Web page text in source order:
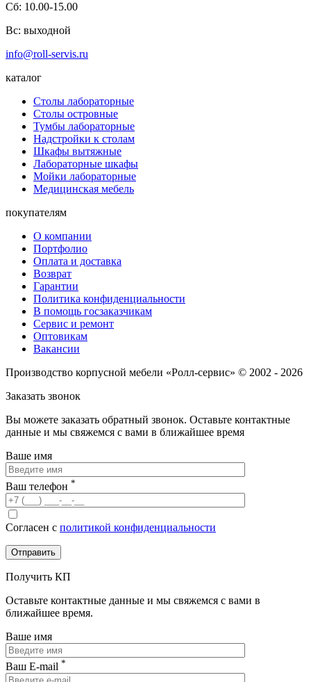
Сб: 10.00-15.00
Вс: выходной
info@roll-servis.ru
каталог
Столы лабораторные
Столы островные
Тумбы лабораторные
Надстройки к столам
Шкафы вытяжные
Лабораторные шкафы
Мойки лабораторные
Медицинская мебель
покупателям
О компании
Портфолио
Оплата и доставка
Возврат
Гарантии
Политика конфиденциальности
В помощь госзаказчикам
Сервис и ремонт
Оптовикам
Вакансии
Производство корпусной мебели «Ролл-сервис» © 2002 - 2026
Заказать звонок
Вы можете заказать обратный звонок. Оставьте контактные
данные и мы свяжемся с вами в ближайшее время
Ваше имя
Ваш телефон *
Согласен с политикой конфиденциальности
Получить КП
Оставьте контактные данные и мы свяжемся с вами в
ближайшее время.
Ваше имя
Ваш E-mail *